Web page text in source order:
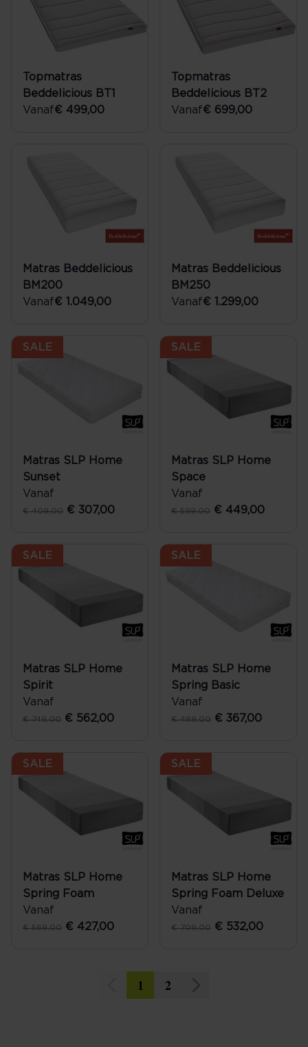
Topmatras
Beddelicious BT1
Vanaf€ 499,00
Topmatras
Beddelicious BT2
Vanaf€ 699,00
Matras Beddelicious
BM200
Vanaf€ 1.049,00
Matras Beddelicious
BM250
Vanaf€ 1.299,00
SALE
Matras SLP Home
Sunset
Vanaf
€ 409,00 € 307,00
SALE
Matras SLP Home
Space
Vanaf
€ 599,00 € 449,00
SALE
Matras SLP Home
Spirit
Vanaf
€ 749,00 € 562,00
SALE
Matras SLP Home
Spring Basic
Vanaf
€ 489,00 € 367,00
SALE
Matras SLP Home
Spring Foam
Vanaf
€ 569,00 € 427,00
SALE
Matras SLP Home
Spring Foam Deluxe
Vanaf
€ 709,00 € 532,00
1 2